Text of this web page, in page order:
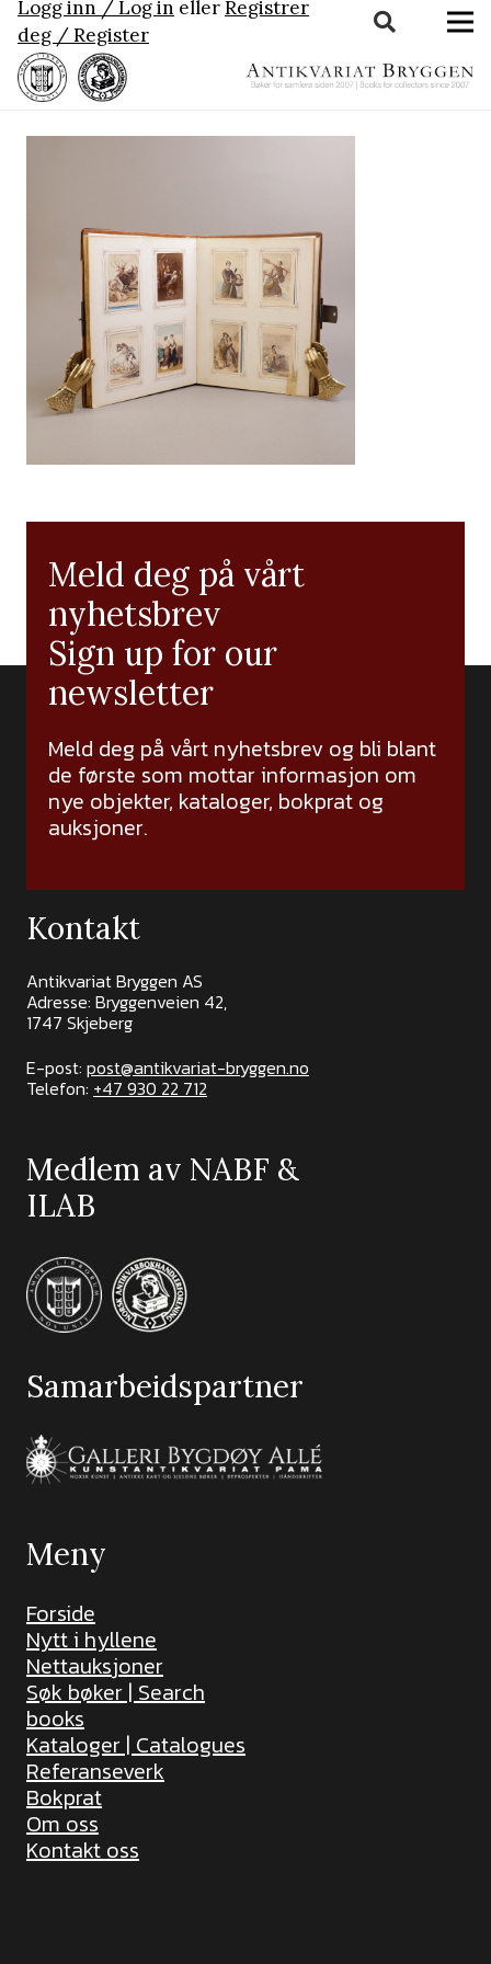
Logg inn / Log in ellerRegistrer
deg / Register
Meld deg på vårt
nyhetsbrev
Sign up for our
newsletter
Meld deg på vårt nyhetsbrev og bli blant
de første som mottar informasjon om
nye objekter, kataloger, bokprat og
auksjoner.
Kontakt
Antikvariat Bryggen AS
Adresse: Bryggenveien 42,
1747 Skjeberg
E-post: post@antikvariat-bryggen.no
Telefon: +47 930 22 712
Medlem av NABF &
ILAB
Samarbeidspartner
Meny
Forside
Nytt i hyllene
Nettauksjoner
Søk bøker | Search
books
Kataloger | Catalogues
Referanseverk
Bokprat
Om oss
Kontakt oss